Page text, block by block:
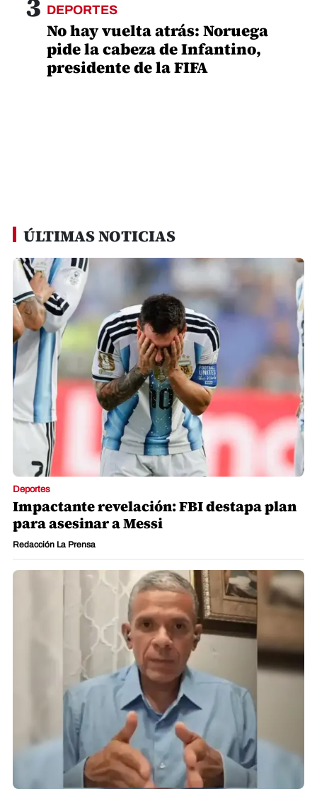
DEPORTES
No hay vuelta atrás: Noruega
pide la cabeza de Infantino,
presidente de la FIFA
ÚLTIMAS NOTICIAS
Deportes
Impactante revelación: FBI destapa plan
para asesinar a Messi
Redacción La Prensa